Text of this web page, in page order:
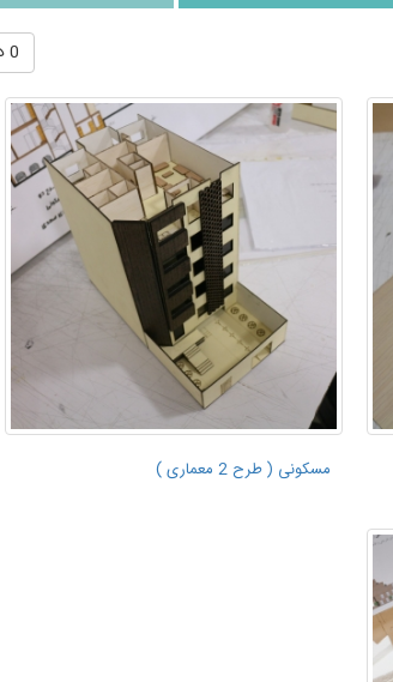
0 دنبال کنندگان
مسکونی ( طرح 2 معماری )